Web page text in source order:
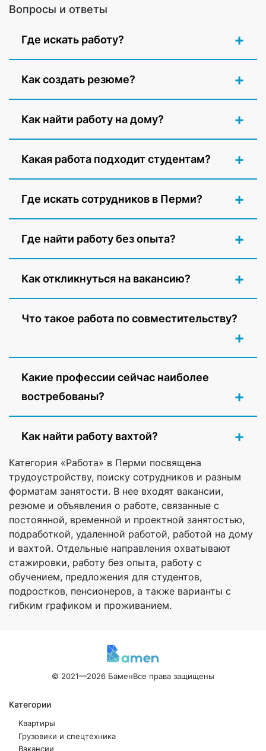
Вопросы и ответы
Где искать работу?
Как создать резюме?
Как найти работу на дому?
Какая работа подходит студентам?
Где искать сотрудников в Перми?
Где найти работу без опыта?
Как откликнуться на вакансию?
Что такое работа по совместительству?
Какие профессии сейчас наиболее
востребованы?
Как найти работу вахтой?
Категория «Работа» в Перми посвящена
трудоустройству, поиску сотрудников и разным
форматам занятости. В нее входят вакансии,
резюме и объявления о работе, связанные с
постоянной, временной и проектной занятостью,
подработкой, удаленной работой, работой на дому
и вахтой. Отдельные направления охватывают
стажировки, работу без опыта, работу с
обучением, предложения для студентов,
подростков, пенсионеров, а также варианты с
гибким графиком и проживанием.
© 2021—2026 БаменВсе права защищены
Категории
Квартиры
Грузовики и спецтехника
Вакансии